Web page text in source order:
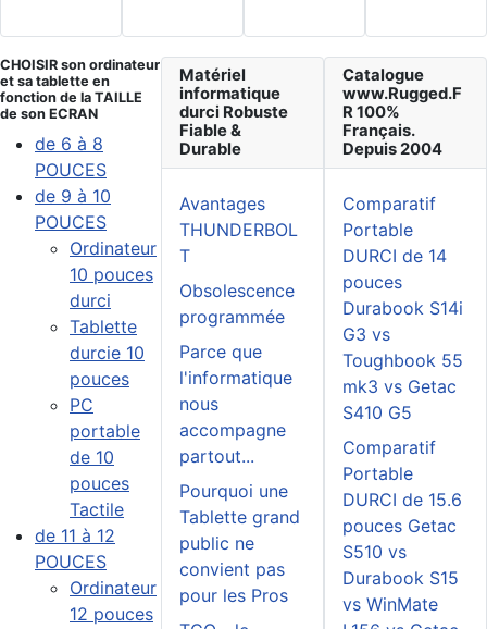
CHOISIR son ordinateur
et sa tablette en
fonction de la TAILLE
de son ECRAN
de 6 à 8
POUCES
de 9 à 10
POUCES
Ordinateur
10 pouces
durci
Tablette
durcie 10
pouces
PC
portable
de 10
pouces
Tactile
de 11 à 12
POUCES
Ordinateur
12 pouces
Matériel
informatique
durci Robuste
Fiable &
Durable
Avantages
THUNDERBOL
T
Obsolescence
programmée
Parce que
l'informatique
nous
accompagne
partout...
Pourquoi une
Tablette grand
public ne
convient pas
pour les Pros
Catalogue
www.Rugged.F
R 100%
Français.
Depuis 2004
Comparatif
Portable
DURCI de 14
pouces
Durabook S14i
G3 vs
Toughbook 55
mk3 vs Getac
S410 G5
Comparatif
Portable
DURCI de 15.6
pouces Getac
S510 vs
Durabook S15
vs WinMate